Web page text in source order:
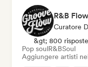
R&B
Curatore
&gt; 800
Pop soulR&BSoul
Aggiungere artisti